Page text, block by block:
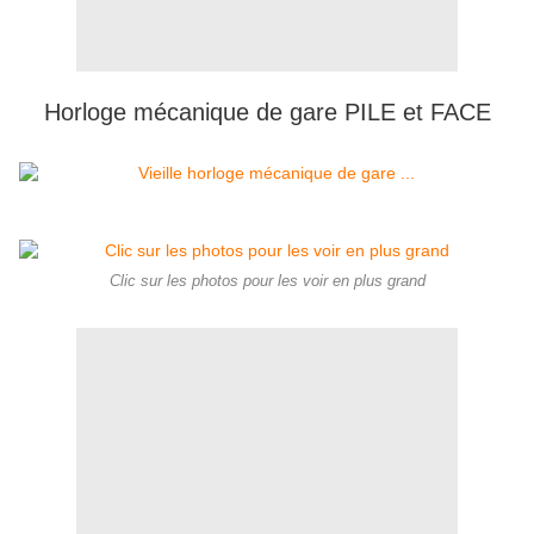
Horloge mécanique de gare PILE et FACE
Clic sur les photos pour les voir en plus grand